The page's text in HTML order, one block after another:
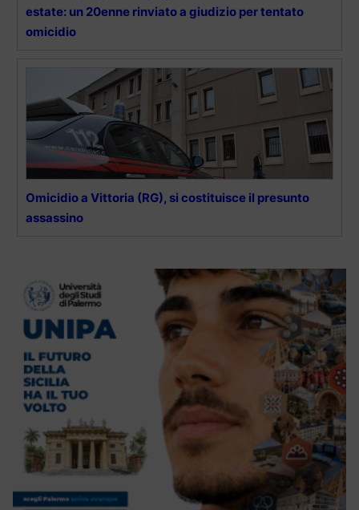
estate: un 20enne rinviato a giudizio per tentato
omicidio
Omicidio a Vittoria (RG), si costituisce il presunto
assassino